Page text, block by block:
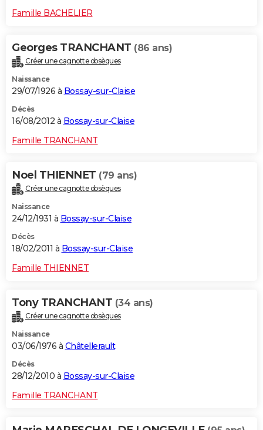
Famille BACHELIER
Georges TRANCHANT (86 ans)
Créer une cagnotte obsèques
Naissance
29/07/1926 à Bossay-sur-Claise
Décès
16/08/2012 à Bossay-sur-Claise
Famille TRANCHANT
Noel THIENNET (79 ans)
Créer une cagnotte obsèques
Naissance
24/12/1931 à Bossay-sur-Claise
Décès
18/02/2011 à Bossay-sur-Claise
Famille THIENNET
Tony TRANCHANT (34 ans)
Créer une cagnotte obsèques
Naissance
03/06/1976 à Châtellerault
Décès
28/12/2010 à Bossay-sur-Claise
Famille TRANCHANT